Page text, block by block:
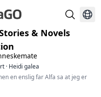
& Novels
· Heidi galea
en enslig far Alfa sa at jeg er